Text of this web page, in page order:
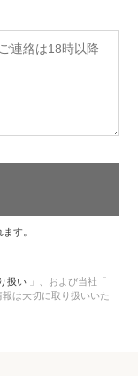
す。
扱い 」、 および当社「
は大切に取り扱いいた